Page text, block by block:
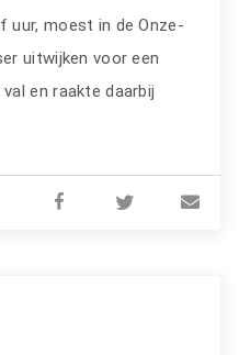
uur, moest in de Onze-
uitwijken voor een
en raakte daarbij